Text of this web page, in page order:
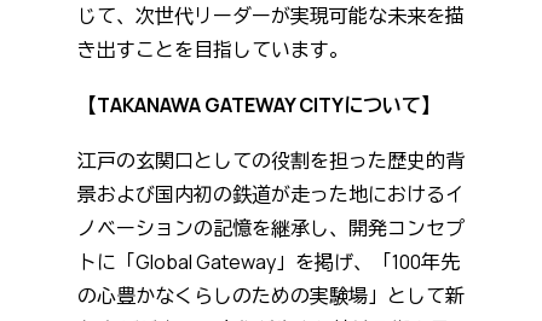
じて、次世代リーダーが実現可能な未来を描
き出すことを目指しています。
【TAKANAWA GATEWAY CITYについて】
江戸の玄関口としての役割を担った歴史的背
景および国内初の鉄道が走った地におけるイ
ノベーションの記憶を継承し、開発コンセプ
トに「Global Gateway」を掲げ、「100年先
の心豊かなくらしのための実験場」として新